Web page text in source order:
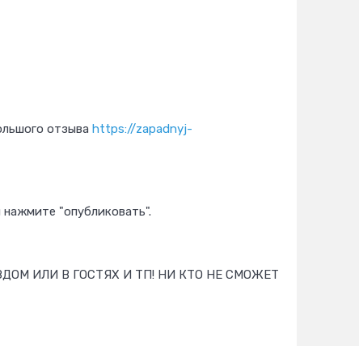
отзыва https://zapadnyj-
"опубликовать".
ИЛИ В ГОСТЯХ И ТП! НИ КТО НЕ СМОЖЕТ